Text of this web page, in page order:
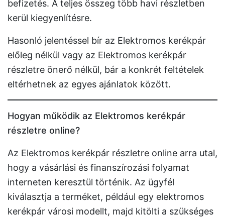
befizetés. A teljes összeg több havi részletben
kerül kiegyenlítésre.
Hasonló jelentéssel bír az Elektromos kerékpár
előleg nélkül vagy az Elektromos kerékpár
részletre önerő nélkül, bár a konkrét feltételek
eltérhetnek az egyes ajánlatok között.
Hogyan működik az Elektromos kerékpár
részletre online?
Az Elektromos kerékpár részletre online arra utal,
hogy a vásárlási és finanszírozási folyamat
interneten keresztül történik. Az ügyfél
kiválasztja a terméket, például egy elektromos
kerékpár városi modellt, majd kitölti a szükséges